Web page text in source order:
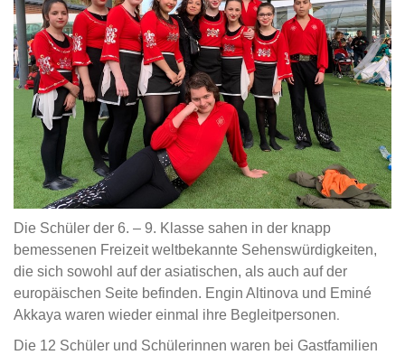
Die Schüler der 6. – 9. Klasse sahen in der knapp
bemessenen Freizeit weltbekannte Sehenswürdigkeiten,
die sich sowohl auf der asiatischen, als auch auf der
europäischen Seite befinden. Engin Altinova und Eminé
Akkaya waren wieder einmal ihre Begleitpersonen.
Die 12 Schüler und Schülerinnen waren bei Gastfamilien